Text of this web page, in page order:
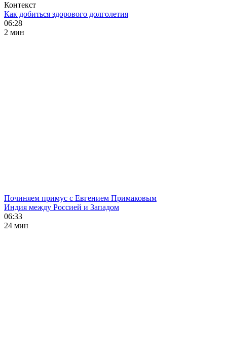
Контекст
Как добиться здорового долголетия
06:28
2 мин
Починяем примус с Евгением Примаковым
Индия между Россией и Западом
06:33
24 мин